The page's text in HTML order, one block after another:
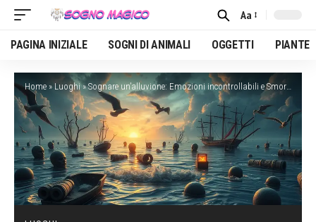
Font
Resizer
Aa
PAGINA INIZIALE SOGNI DI ANIMALI OGGETTI PIANTE
Home » Luoghi»Sognare un’alluvione: Emozioni incontrollabili e Smorfia